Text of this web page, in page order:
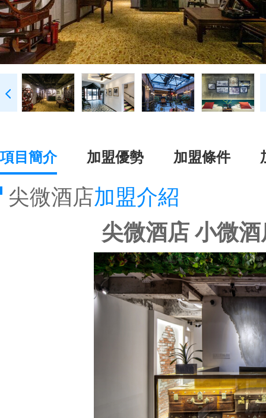
項目簡介 加盟優勢 加盟條件
尖微酒店加盟介紹
尖微酒店 小微